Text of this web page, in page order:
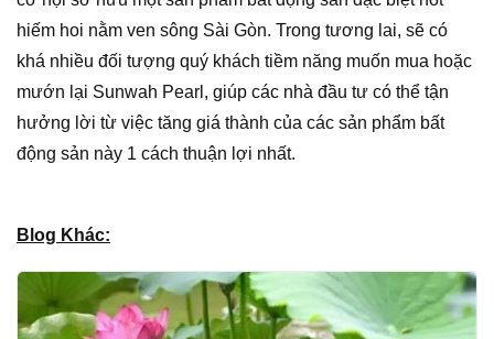
hiếm hoi nằm ven sông Sài Gòn. Trong tương lai, sẽ có
khá nhiều đối tượng quý khách tiềm năng muốn mua hoặc
mướn lại Sunwah Pearl, giúp các nhà đầu tư có thể tận
hưởng lời từ việc tăng giá thành của các sản phẩm bất
động sản này 1 cách thuận lợi nhất.
Blog Khác: